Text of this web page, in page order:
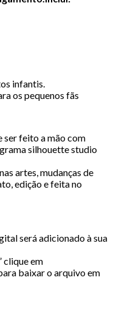
infantis.
os pequenos fãs
ser feito a mão com
silhouette studio
artes, mudanças de
edição e feita no
será adicionado à sua
clique em
baixar o arquivo em